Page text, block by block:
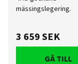
mässingslegering.
3 659 SEK
GÅ TILL